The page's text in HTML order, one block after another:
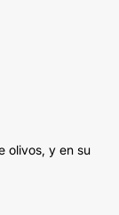
olivos, y en su